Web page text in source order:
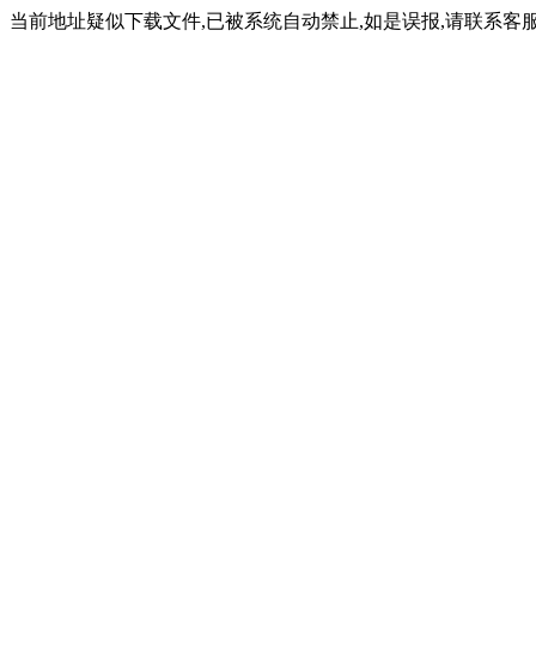
当前地址疑似下载文件,已被系统自动禁止,如是误报,请联系客